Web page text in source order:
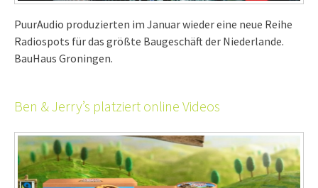
PuurAudio produzierten im Januar wieder eine neue Reihe
Radiospots für das größte Baugeschäft der Niederlande.
BauHaus Groningen.
Ben & Jerry’s platziert online Videos